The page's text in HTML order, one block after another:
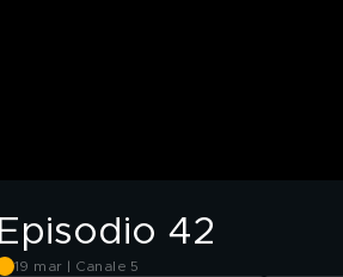
Episodio 42
19 mar | Canale 5